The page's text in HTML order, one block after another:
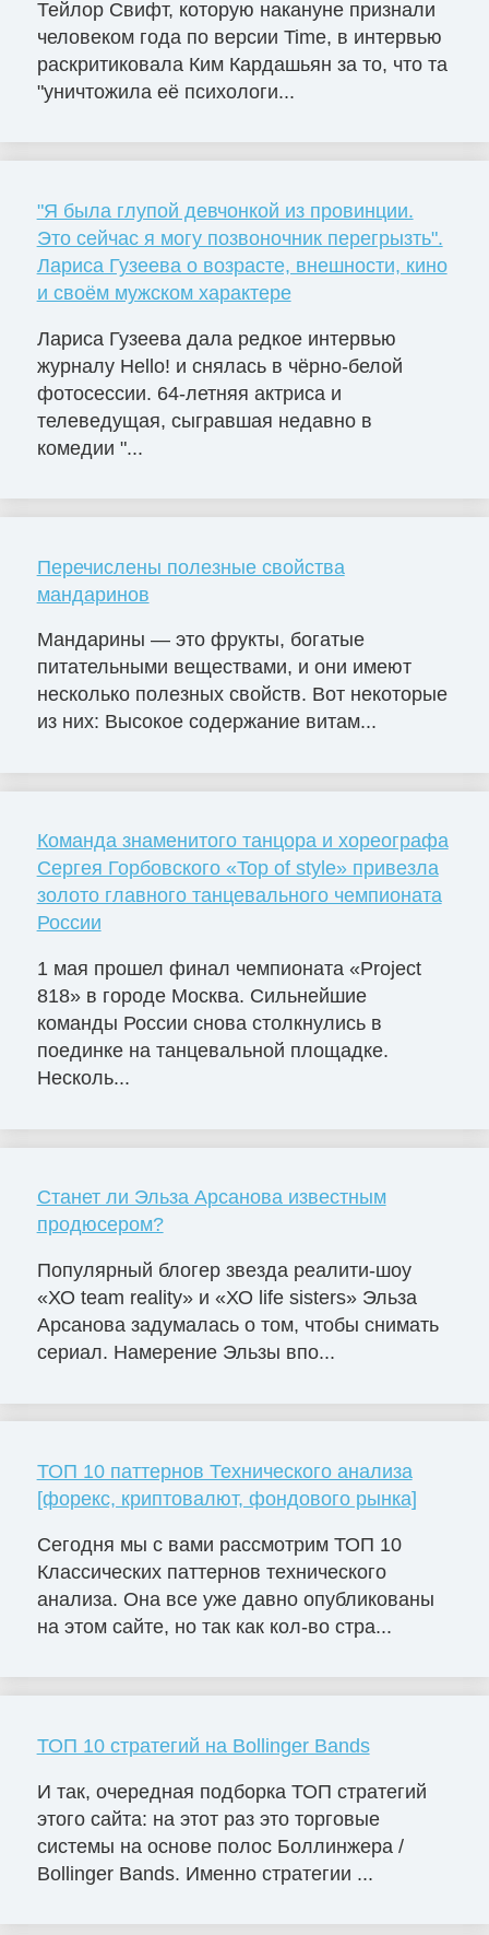
Тейлор Свифт, которую накануне признали
человеком года по версии Time, в интервью
раскритиковала Ким Кардашьян за то, что та
"уничтожила её психологи...
"Я была глупой девчонкой из провинции.
Это сейчас я могу позвоночник перегрызть".
Лариса Гузеева о возрасте, внешности, кино
и своём мужском характере
Лариса Гузеева дала редкое интервью
журналу Hello! и снялась в чёрно-белой
фотосессии. 64-летняя актриса и
телеведущая, сыгравшая недавно в
комедии "...
Перечислены полезные свойства
мандаринов
Мандарины — это фрукты, богатые
питательными веществами, и они имеют
несколько полезных свойств. Вот некоторые
из них: Высокое содержание витам...
Команда знаменитого танцора и хореографа
Сергея Горбовского «Top of style» привезла
золото главного танцевального чемпионата
России
1 мая прошел финал чемпионата «Project
818» в городе Москва. Сильнейшие
команды России снова столкнулись в
поединке на танцевальной площадке.
Несколь...
Станет ли Эльза Арсанова известным
продюсером?
Популярный блогер звезда реалити-шоу
«ХО team reality» и «ХО life sisters» Эльза
Арсанова задумалась о том, чтобы снимать
сериал. Намерение Эльзы впо...
ТОП 10 паттернов Технического анализа
[форекс, криптовалют, фондового рынка]
Сегодня мы с вами рассмотрим ТОП 10
Классических паттернов технического
анализа. Она все уже давно опубликованы
на этом сайте, но так как кол-во стра...
ТОП 10 стратегий на Bollinger Bands
И так, очередная подборка ТОП стратегий
этого сайта: на этот раз это торговые
системы на основе полос Боллинжера /
Bollinger Bands. Именно стратегии ...